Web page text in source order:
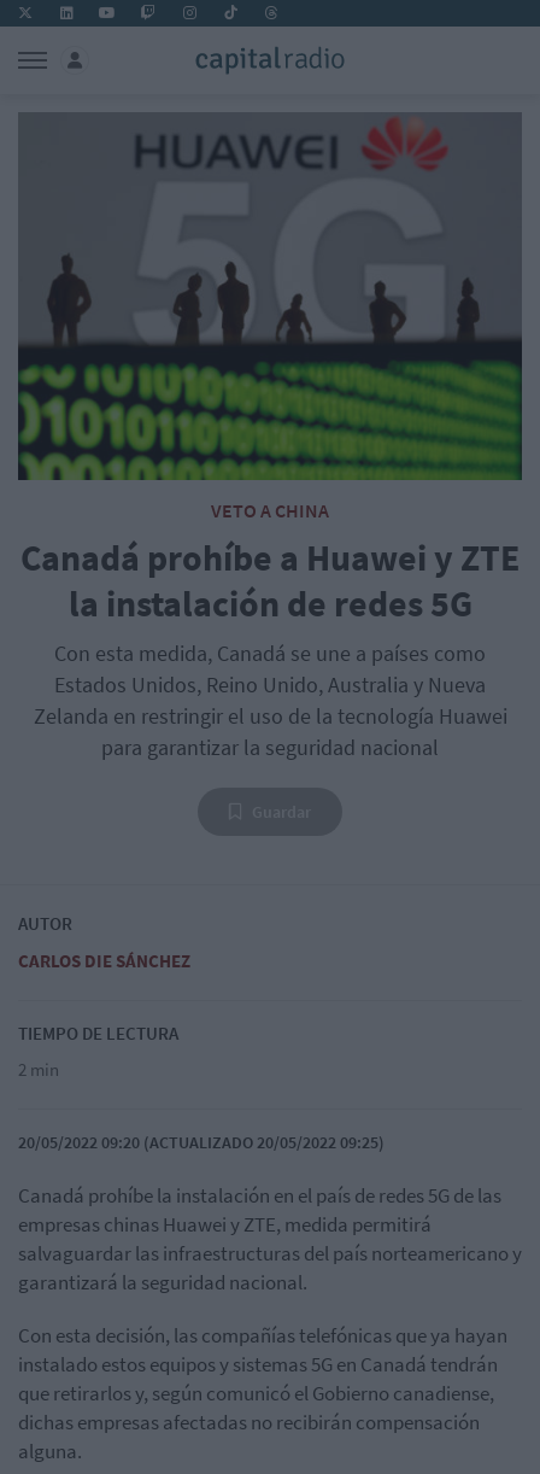
VETO A CHINA
Canadá prohíbe a Huawei y ZTE
la instalación de redes 5G
Con esta medida, Canadá se une a países como
Estados Unidos, Reino Unido, Australia y Nueva
Zelanda en restringir el uso de la tecnología Huawei
para garantizar la seguridad nacional
AUTOR
CARLOS DIE SÁNCHEZ
TIEMPO DE LECTURA
2 min
20/05/2022 09:20 (ACTUALIZADO 20/05/2022 09:25)
Canadá prohíbe la instalación en el país de redes 5G de las
empresas chinas Huawei y ZTE, medida permitirá
salvaguardar las infraestructuras del país norteamericano y
garantizará la seguridad nacional.
Con esta decisión, las compañías telefónicas que ya hayan
instalado estos equipos y sistemas 5G en Canadá tendrán
que retirarlos y, según comunicó el Gobierno canadiense,
dichas empresas afectadas no recibirán compensación
alguna.